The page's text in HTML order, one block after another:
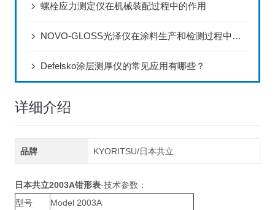
螺栓应力测定仪在机械装配过程中的作用
NOVO-GLOSS光泽仪在涂料生产和检测过程中的应用
Defelsko涂层测厚仪的常见应用有哪些？
详细介绍
品牌 KYORITSU/日本共立
日本共立2003A钳形表-技术参数：
型号
Model 2003A